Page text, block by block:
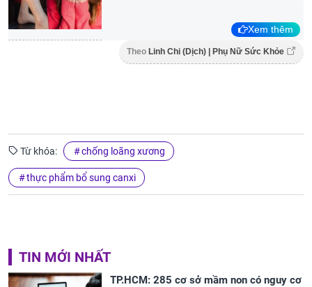
Xem thêm
Theo Linh Chi (Dịch) | Phụ Nữ Sức Khỏe
Từ khóa: chống loãng xương
thực phẩm bổ sung canxi
TIN MỚI NHẤT
TP.HCM: 285 cơ sở mầm non có nguy cơ